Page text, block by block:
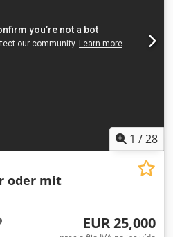
1 /28
oder mit
EUR 25,000